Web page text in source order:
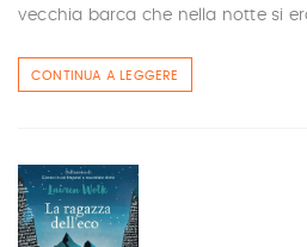
vecchia barca che nella notte si
CONTINUA A LEGGERE